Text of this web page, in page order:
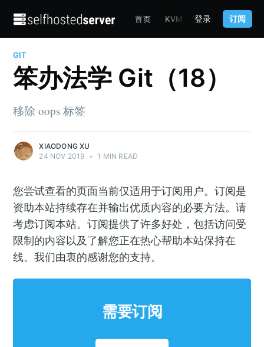
首页 KVM TERRAFORM
登录 订阅
GIT
笨办法学 Git（18）
移除 oops 标签
XIAODONG XU
24 NOV 2019 • 1 MIN READ
您尝试查看的页面当前仅适用于订阅用户。订阅是
资助本站持续存在并输出优质内容的必要方法。请
考虑订阅本站。订阅提供了许多好处，包括访问受
限制的内容以及了解您正在热心帮助本站保持在
线。我们由衷的感谢您的支持。
需要订阅